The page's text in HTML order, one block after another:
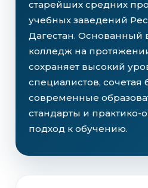
старейших средних
учебных заведений
Дагестан. Основанный
колледж на
сохраняет высокий
специалистов, сочетая
современные
стандарты и
подход к обучению.